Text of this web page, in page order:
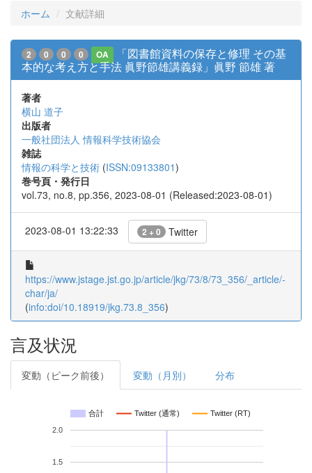
ホーム 文献詳細
2 0 0 0 OA
「図書館資料の保存と修理 その基
本的な考え方と手法 眞野節雄講義録」眞野 節雄 著
著者
横山 道子
出版者
一般社団法人 情報科学技術協会
雑誌
情報の科学と技術 (ISSN:09133801)
巻号頁・発行日
vol.73, no.8, pp.356, 2023-08-01 (Released:2023-08-01)
2023-08-01 13:22:33 2 + 0 Twitter
https://www.jstage.jst.go.jp/article/jkg/73/8/73_356/_article/-
char/ja/
(info:doi/10.18919/jkg.73.8_356)
言及状況
変動（ピーク前後） 変動（月別） 分布
合計 Twitter (通常) Twitter (RT)
1.5
2.0